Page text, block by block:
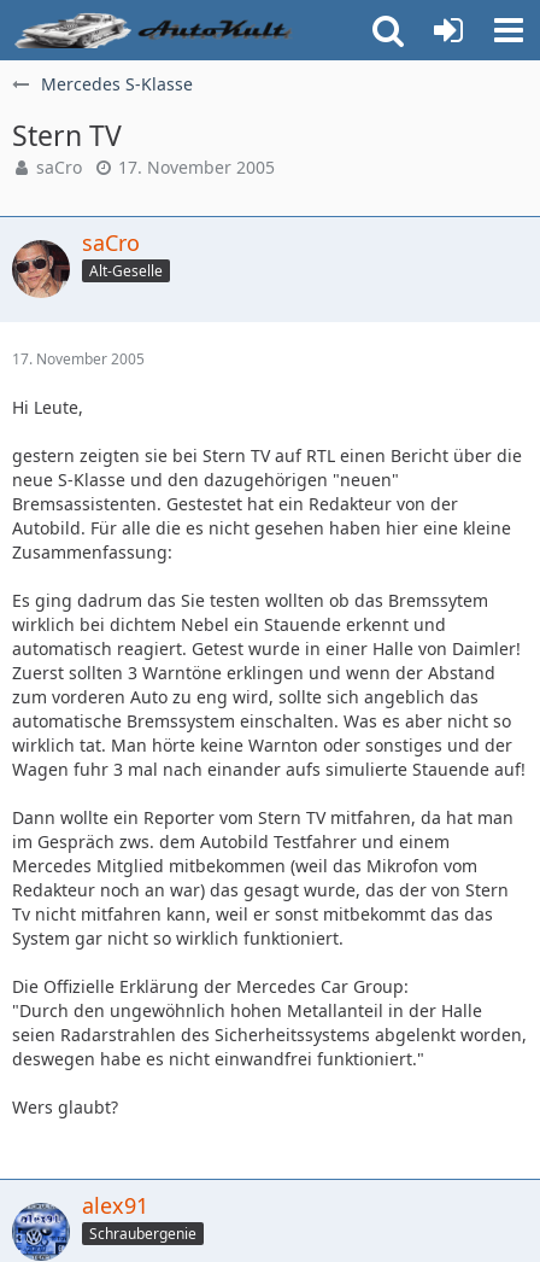
Mercedes S-Klasse
Stern TV
saCro 17. November 2005
saCro
Alt-Geselle
17. November 2005
Hi Leute,
gestern zeigten sie bei Stern TV auf RTL einen Bericht über die
neue S-Klasse und den dazugehörigen "neuen"
Bremsassistenten. Gestestet hat ein Redakteur von der
Autobild. Für alle die es nicht gesehen haben hier eine kleine
Zusammenfassung:
Es ging dadrum das Sie testen wollten ob das Bremssytem
wirklich bei dichtem Nebel ein Stauende erkennt und
automatisch reagiert. Getest wurde in einer Halle von Daimler!
Zuerst sollten 3 Warntöne erklingen und wenn der Abstand
zum vorderen Auto zu eng wird, sollte sich angeblich das
automatische Bremssystem einschalten. Was es aber nicht so
wirklich tat. Man hörte keine Warnton oder sonstiges und der
Wagen fuhr 3 mal nach einander aufs simulierte Stauende auf!
Dann wollte ein Reporter vom Stern TV mitfahren, da hat man
im Gespräch zws. dem Autobild Testfahrer und einem
Mercedes Mitglied mitbekommen (weil das Mikrofon vom
Redakteur noch an war) das gesagt wurde, das der von Stern
Tv nicht mitfahren kann, weil er sonst mitbekommt das das
System gar nicht so wirklich funktioniert.
Die Offizielle Erklärung der Mercedes Car Group:
"Durch den ungewöhnlich hohen Metallanteil in der Halle
seien Radarstrahlen des Sicherheitssystems abgelenkt worden,
deswegen habe es nicht einwandfrei funktioniert."
Wers glaubt?
alex91
Schraubergenie